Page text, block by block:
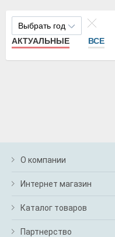
Выбрать год
АКТУАЛЬНЫЕ
ВСЕ
О компании
Интернет магазин
Каталог товаров
Партнерство